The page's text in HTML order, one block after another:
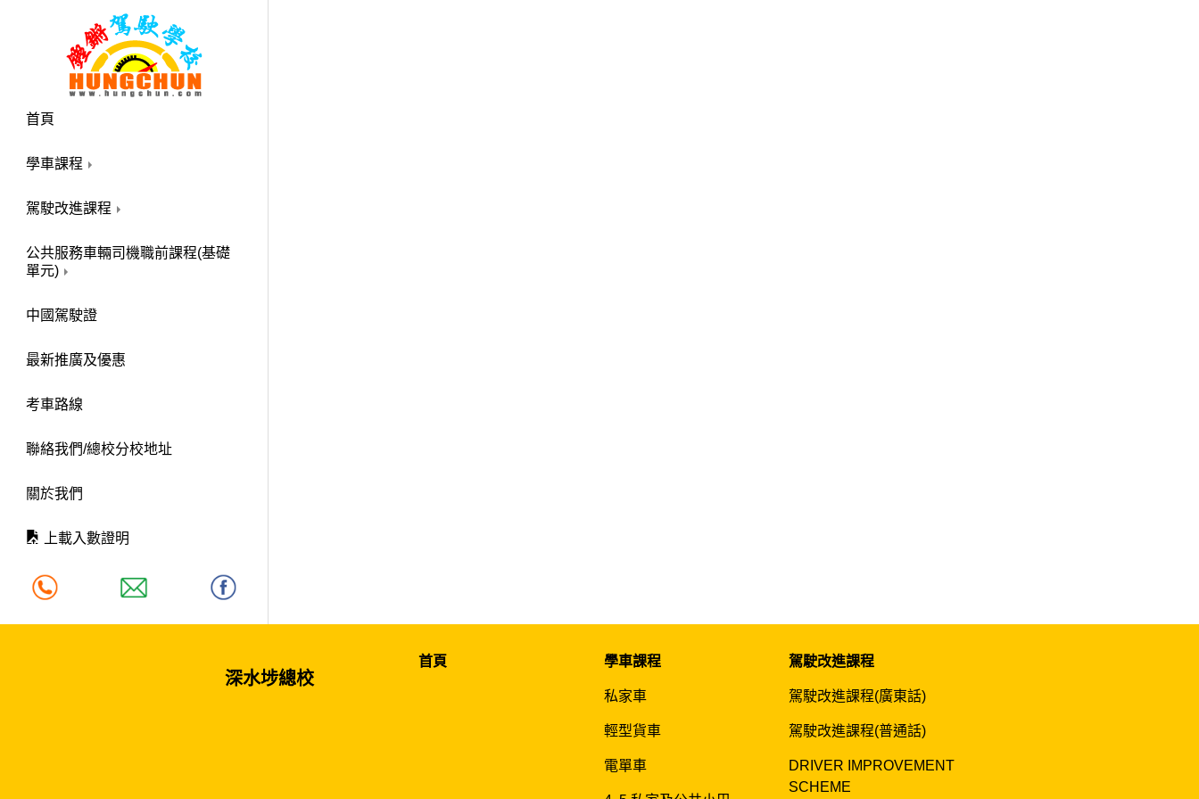
首頁
學車課程
駕駛改進課程
公共服務車輛司機職前課程(基礎
單元)
中國駕駛證
最新推廣及優惠
考車路線
聯絡我們/總校分校地址
關於我們
上載入數證明
深水埗總校
首頁 學車課程
私家車
輕型貨車
電單車
駕駛改進課程
駕駛改進課程(廣東話)
駕駛改進課程(普通話)
DRIVER IMPROVEMENT
SCHEME